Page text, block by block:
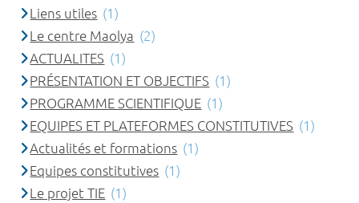
Liens utiles (1)
Le centre Maolya (2)
ACTUALITES (1)
PRÉSENTATION ET OBJECTIFS (1)
PROGRAMME SCIENTIFIQUE (1)
EQUIPES ET PLATEFORMES CONSTITUTIVES (1)
Actualités et formations (1)
Equipes constitutives (1)
Le projet TIE (1)